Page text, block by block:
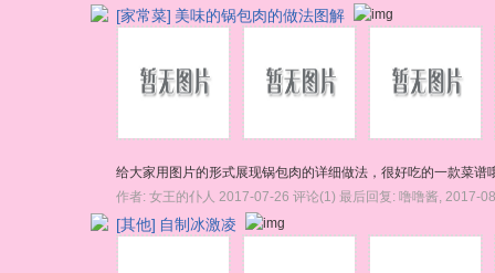
[家常菜] 美味的锅包肉的做法图解
给大家用图片的形式展现锅包肉的详细做法，很好吃的一款菜谱
作者: 女王的仆人 2017-07-26 评论(1) 最后回复: 噜噜酱 2017-
[其他] 自制冰激凌